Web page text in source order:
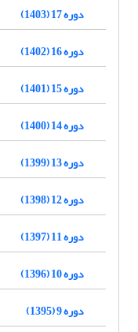
دوره 17 (1403)
دوره 16 (1402)
دوره 15 (1401)
دوره 14 (1400)
دوره 13 (1399)
دوره 12 (1398)
دوره 11 (1397)
دوره 10 (1396)
دوره 9 (1395)